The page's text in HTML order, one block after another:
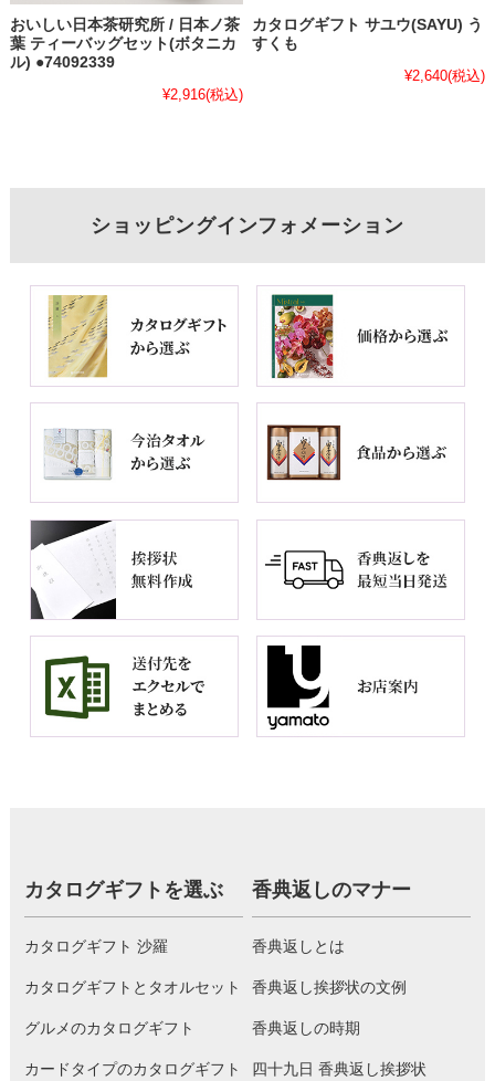
おいしい日本茶研究所 / 日本ノ茶
葉 ティーバッグセット(ボタニカ
ル) ●74092339
¥2,916(税込)
カタログギフト サユウ(SAYU) う
すくも
¥2,640(税込)
ショッピングインフォメーション
カタログギフトを選ぶ
カタログギフト 沙羅
カタログギフトとタオルセット
グルメのカタログギフト
カードタイプのカタログギフト
香典返しのマナー
香典返しとは
香典返し挨拶状の文例
香典返しの時期
四十九日 香典返し挨拶状